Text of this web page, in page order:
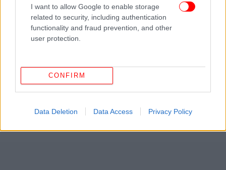
I want to allow Google to enable storage
related to security, including authentication
functionality and fraud prevention, and other
user protection.
CONFIRM
Data Deletion Data Access Privacy Policy